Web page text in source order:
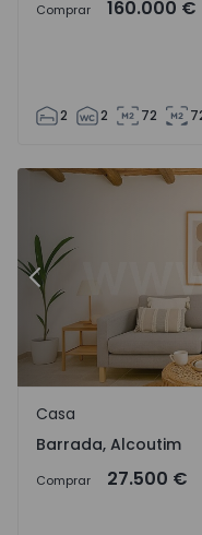
Comprar 160.000 €
2 2 72
Casa Alcoutim,
Anterior
Barrada, Alcoutim
Casa
Barrada, Alcoutim
Comprar 27.500 €